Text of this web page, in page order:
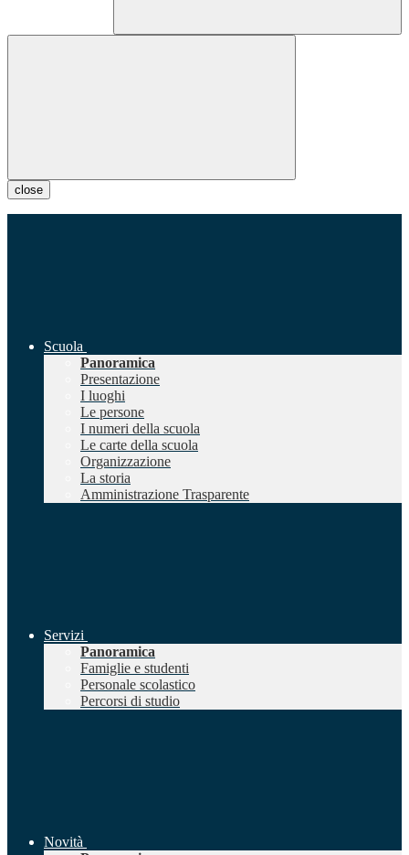
close
Scuola
Panoramica
Presentazione
I luoghi
Le persone
I numeri della scuola
Le carte della scuola
Organizzazione
La storia
Amministrazione Trasparente
Servizi
Panoramica
Famiglie e studenti
Personale scolastico
Percorsi di studio
Novità